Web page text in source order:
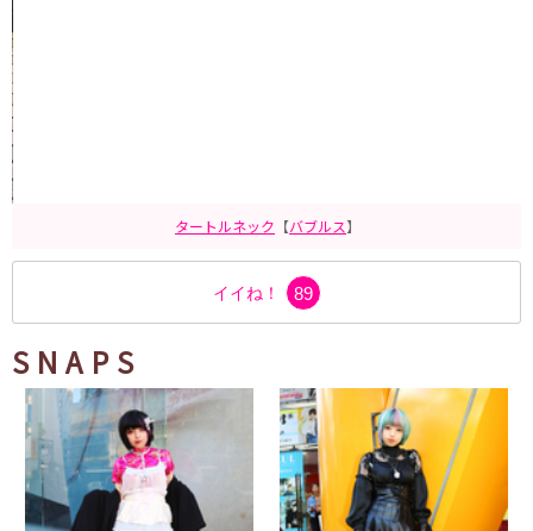
タートルネック 【バブルス】
イイね！ 89
SNAPS